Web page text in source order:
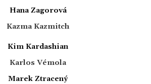
Hana Zagorová
Kazma Kazmitch
Kim Kardashian
Karlos Vémola
Marek Ztracený